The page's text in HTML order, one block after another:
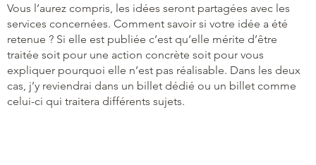
Vous l’aurez compris, les idées seront partagées avec les
services concernées. Comment savoir si votre idée a été
retenue ? Si elle est publiée c’est qu’elle mérite d’être
traitée soit pour une action concrète soit pour vous
expliquer pourquoi elle n’est pas réalisable. Dans les deux
cas, j’y reviendrai dans un billet dédié ou un billet comme
celui-ci qui traitera différents sujets.